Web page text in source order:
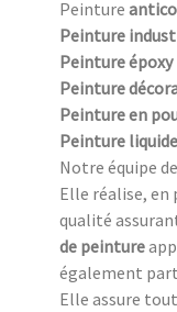
Peinture
Peinture
Peinture époxy
Peinture
Peinture en
Peinture liquide
Notre équipe
Elle réalise, en
qualité
de peinture
également
Elle assure